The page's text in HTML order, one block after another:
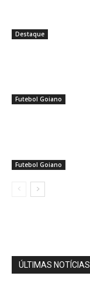
Destaque
Futebol Goiano
Futebol Goiano
ÚLTIMAS NOTÍCIAS